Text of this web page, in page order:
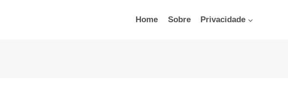
Home Sobre Privacidade